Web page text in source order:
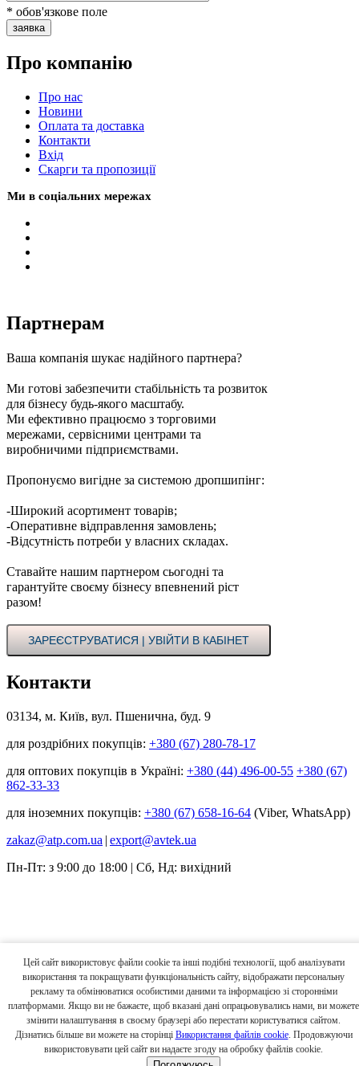
Цей сайт використовує файли cookie та інші подібні технології, щоб аналізувати
використання та покращувати функціональність сайту, відображати персональну
рекламу та обмінюватися особистими даними та інформацією зі сторонніми
платформами. Якщо ви не бажаєте, щоб вказані дані опрацьовувались нами, ви можете
змінити налаштування в своєму браузері або перестати користуватися сайтом.
Дізнатись більше ви можете на сторінці Використання файлів cookie. Продовжуючи
використовувати цей сайт ви надаєте згоду на обробку файлів cookie.
* обов'язкове поле
заявка
Про компанію
Про нас
Новини
Оплата та доставка
Контакти
Вхiд
Скарги та пропозиції
Ми в соціальних мережах
Партнерам
Ваша компанія шукає надійного партнера?
Ми готові забезпечити стабільність та розвиток
для бізнесу будь-якого масштабу.
Ми ефективно працюємо з торговими
мережами, сервісними центрами та
виробничими підприємствами.
Пропонуємо вигідне за системою дропшипінг:
-Широкий асортимент товарів;
-Оперативне відправлення замовлень;
-Відсутність потреби у власних складах.
Ставайте нашим партнером сьогодні та
гарантуйте своєму бізнесу впевнений ріст
разом!
ЗАРЕЄСТРУВАТИСЯ | УВІЙТИ В КАБІНЕТ
Контакти
03134, м. Київ, вул. Пшенична, буд. 9
для роздрібних покупців: +380 (67) 280-78-17
для оптових покупців в Україні: +380 (44) 496-00-55 +380 (67)
862-33-33
для іноземних покупців: +380 (67) 658-16-64 (Viber, WhatsApp)
zakaz@atp.com.ua | export@avtek.ua
Пн-Пт: з 9:00 до 18:00 | Сб, Нд: вихідний